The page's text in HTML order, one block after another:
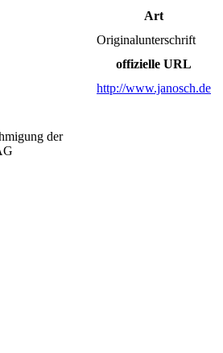
Art
Originalunterschrift
offizielle URL
http://www.janosch.de
der